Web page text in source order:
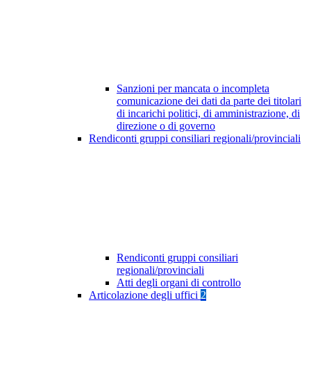
Sanzioni per mancata o incompleta
comunicazione dei dati da parte dei titolari
di incarichi politici, di amministrazione, di
direzione o di governo
Rendiconti gruppi consiliari regionali/provinciali
Rendiconti gruppi consiliari
regionali/provinciali
Atti degli organi di controllo
Articolazione degli uffici 2